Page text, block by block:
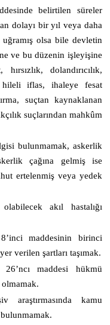
belirtilen süreler
dolayı bir yıl veya daha
olsa bile devletin
ve bu düzenin işleyişine
dolandırıcılık,
iflas, ihaleye fesat
suçtan kaynaklanan
suçlarından mahkûm
bulunmamak, askerlik
çağına gelmiş ise
ertelenmiş veya yedek
akıl hastalığı
8’inci maddesinin birinci
verilen şartları taşımak.
26’ncı maddesi hükmü
olmamak.
araştırmasında kamu